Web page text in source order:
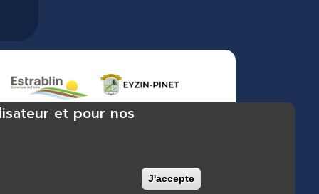
Chuzelles, bibliothèque Estrablin-Moidieu,
bibliothèque Reventin-Vaugris, bibliothèque Vienne
et pour nos
J'accepte